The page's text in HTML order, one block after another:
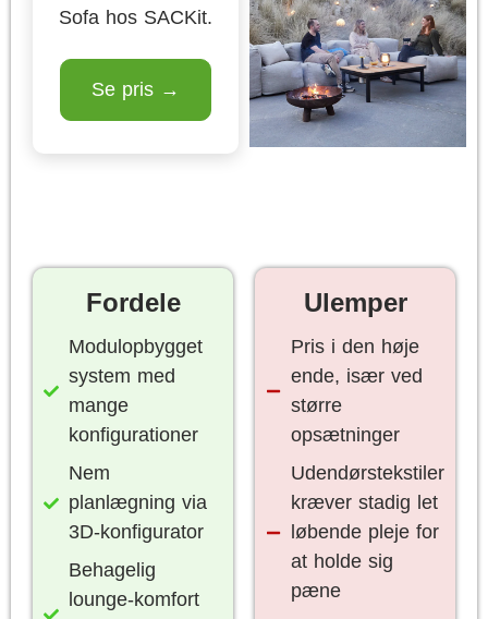
Sofa hos SACKit.
Se pris →
Fordele
Modulopbygget
system med
mange
konfigurationer
Nem
planlægning via
3D-konfigurator
Behagelig
lounge-komfort
Ulemper
Pris i den høje
ende, især ved
større
opsætninger
Udendørstekstiler
kræver stadig let
løbende pleje for
at holde sig
pæne